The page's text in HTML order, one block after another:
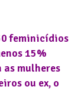
feminicídios
15%
mulheres
ou ex, o